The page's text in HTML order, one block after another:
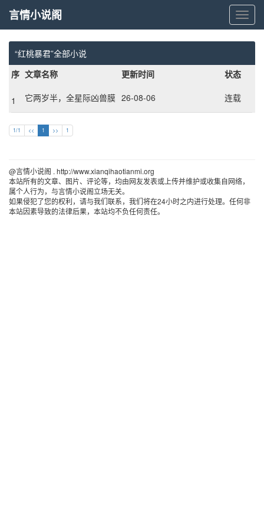
言
情
小
阁
言情小说阁
“红桃暴君”全部小说
序 文章名称 更新时间 状态
1
它两岁半，全星际凶兽膜
拜！
26-08-06 连载
1/1 << 1 >> 1
@言情小说阁 . http://www.xianqihaotianmi.org
本站所有的文章、图片、评论等，均由网友发表或上传并维护或收集自网络，
属个人行为，与言情小说阁立场无关。
如果侵犯了您的权利，请与我们联系，我们将在24小时之内进行处理。任何非
本站因素导致的法律后果，本站均不负任何责任。